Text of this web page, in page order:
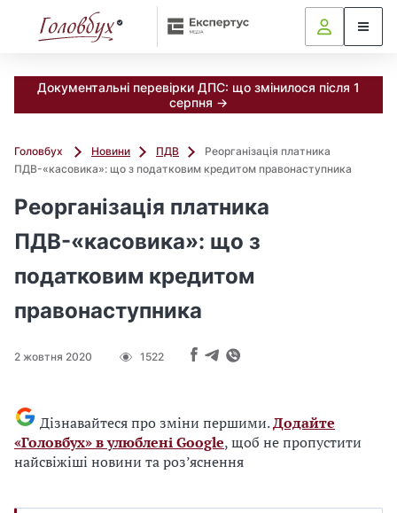
Документальні перевірки ДПС: що змінилося після 1
серпня →
Головбух Новини ПДВ
Реорганізація платника
ПДВ-«касовика»: що з податковим кредитом правонаступника
Реорганізація платника
ПДВ-«касовика»: що з
податковим кредитом
правонаступника
2 жовтня 2020 1522
Дізнавайтеся про зміни першими.Додайте
«Головбух» в улюблені Google, щоб не пропустити
найсвіжіші новини та роз’яснення